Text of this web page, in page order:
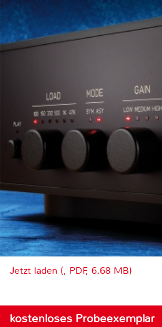
Jetzt laden (, PDF, 6.68 MB)
kostenloses Probeexemplar